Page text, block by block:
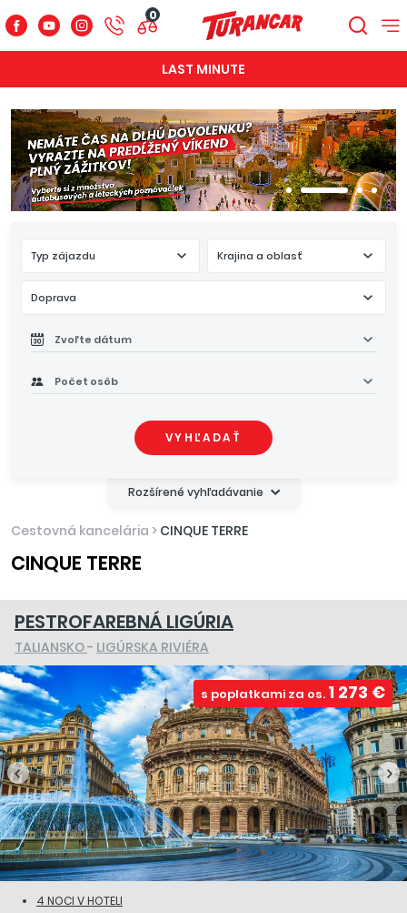
0
LAST MINUTE
Rozšírené vyhľadávanie
Typ zájazdu Krajina a oblasť
Doprava
Zvoľte dátum
Počet osôb
VYHĽADAŤ
Cestovná kancelária > CINQUE TERRE
CINQUE TERRE
PESTROFAREBNÁ LIGÚRIA
TALIANSKO- LIGÚRSKA RIVIÉRA
s poplatkami za os. 1 273 €
4 NOCI V HOTELI